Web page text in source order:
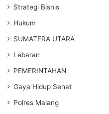
Strategi Bisnis
Hukum
SUMATERA UTARA
Lebaran
PEMERINTAHAN
Gaya Hidup Sehat
Polres Malang